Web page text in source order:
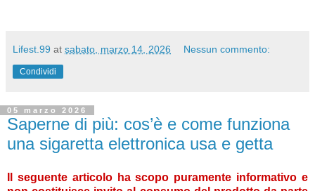
Lifest.99 at sabato, marzo 14, 2026 Nessun commento:
Condividi
05 marzo 2026
Saperne di più: cos’è e come funziona
una sigaretta elettronica usa e getta
Il seguente articolo ha scopo puramente informativo e